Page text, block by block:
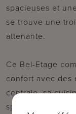
spacieuses et
se trouve une
attenante.
Ce Bel-Etage
confort avec des
centrale, sa
spacieux et ses